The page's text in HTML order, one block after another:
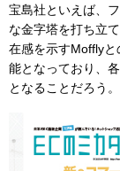
宝島社といえば、
な金字塔を打ち立
在感を示すMoffly
能となっており、
となることだろう。